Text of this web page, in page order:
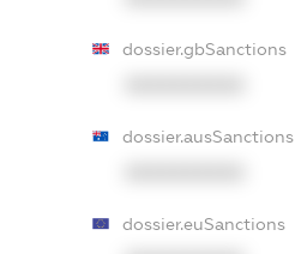
dossier.gbSanctions
dossier.ausSanctions
dossier.euSanctions